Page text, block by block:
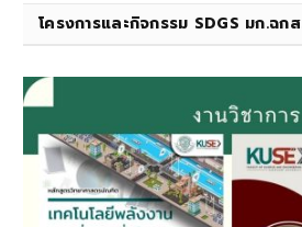
โครงการและกิจกรรม SDGS มก.ฉก